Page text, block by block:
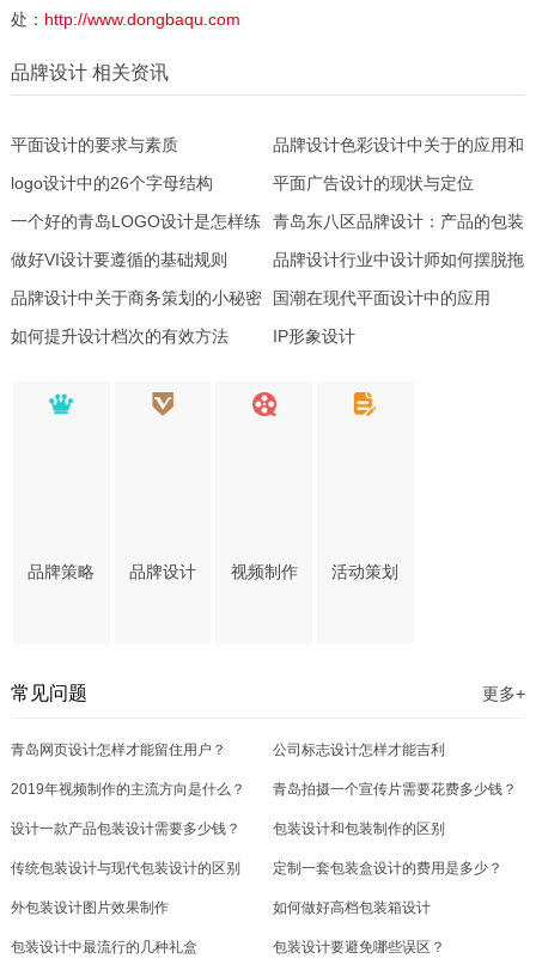
处： http://www.dongbaqu.com
品牌设计 相关资讯
平面设计的要求与素质
品牌设计色彩设计中关于的应用和
象征
logo设计中的26个字母结构
平面广告设计的现状与定位
一个好的青岛LOGO设计是怎样练
成的
青岛东八区品牌设计：产品的包装
设计怎样才能回到原点
做好VI设计要遵循的基础规则
品牌设计行业中设计师如何摆脱拖
延症
品牌设计中关于商务策划的小秘密
国潮在现代平面设计中的应用
如何提升设计档次的有效方法
IP形象设计
品牌策略 品牌设计 视频制作 活动策划
常见问题 更多+
青岛网页设计怎样才能留住用户？ 公司标志设计怎样才能吉利
2019年视频制作的主流方向是什么？ 青岛拍摄一个宣传片需要花费多少钱？
设计一款产品包装设计需要多少钱？ 包装设计和包装制作的区别
传统包装设计与现代包装设计的区别 定制一套包装盒设计的费用是多少？
外包装设计图片效果制作 如何做好高档包装箱设计
包装设计中最流行的几种礼盒 包装设计要避免哪些误区？